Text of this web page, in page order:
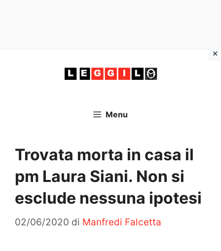
Menu
Trovata morta in casa il
pm Laura Siani. Non si
esclude nessuna ipotesi
02/06/2020 di Manfredi Falcetta